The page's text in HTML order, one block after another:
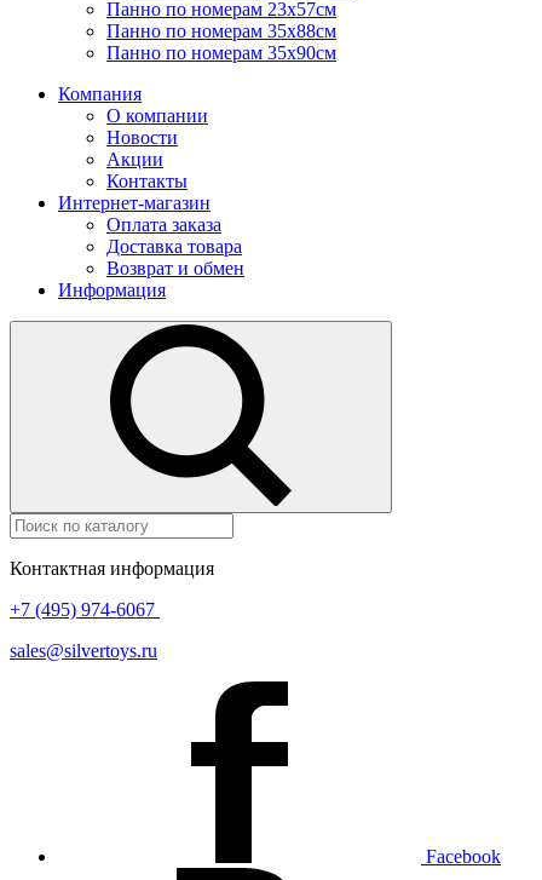
Панно по номерам 23х57см
Панно по номерам 35х88см
Панно по номерам 35х90см
Компания
О компании
Новости
Акции
Контакты
Интернет-магазин
Оплата заказа
Доставка товара
Возврат и обмен
Информация
Контактная информация
+7 (495) 974-6067
sales@silvertoys.ru
Facebook